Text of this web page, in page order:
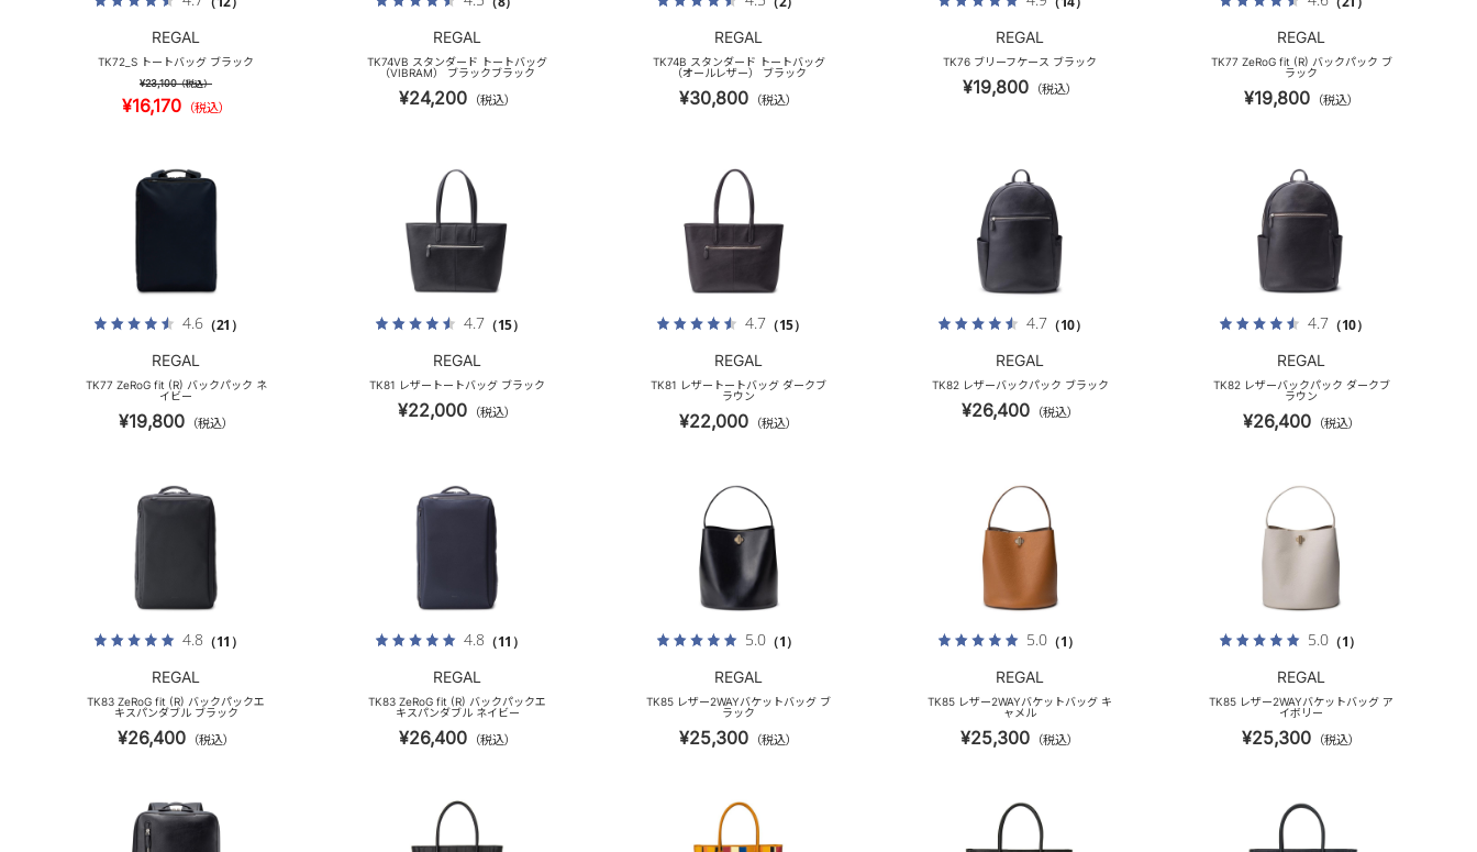
REGAL
TK72_S トートバッグ ブラック
¥23,100（税込）
¥16,170 （税込）
REGAL
TK74VB スタンダード トートバッグ
（VIBRAM） ブラックブラック
¥24,200 （税込）
REGAL
TK74B スタンダード トートバッグ
（オールレザー） ブラック
¥30,800 （税込）
REGAL
TK76 ブリーフケース ブラック
¥19,800 （税込）
REGAL
TK77 ZeRoG fit (R) バックパック ブ
ラック
¥19,800 （税込）
4.6（21）
REGAL
TK77 ZeRoG fit (R) バックパック ネ
イビー
¥19,800 （税込）
4.7（15）
REGAL
TK81 レザートートバッグ ブラック
¥22,000 （税込）
4.7（15）
REGAL
TK81 レザートートバッグ ダークブ
ラウン
¥22,000 （税込）
4.7（10）
REGAL
TK82 レザーバックパック ブラック
¥26,400 （税込）
4.7（10）
REGAL
TK82 レザーバックパック ダークブ
ラウン
¥26,400 （税込）
4.8 （11）
REGAL
TK83 ZeRoG fit (R) バックパックエ
キスパンダブル ブラック
¥26,400 （税込）
4.8 （11）
REGAL
TK83 ZeRoG fit (R) バックパックエ
キスパンダブル ネイビー
¥26,400 （税込）
5.0（1）
REGAL
TK85 レザー2WAYバケットバッグ ブ
ラック
¥25,300 （税込）
5.0（1）
REGAL
TK85 レザー2WAYバケットバッグ キ
ャメル
¥25,300 （税込）
5.0（1）
REGAL
TK85 レザー2WAYバケットバッグ ア
イボリー
¥25,300 （税込）